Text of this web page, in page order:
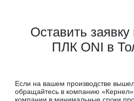
Оставить
ПЛК ONI в
Если на вашем производстве вышел
обращайтесь в компанию